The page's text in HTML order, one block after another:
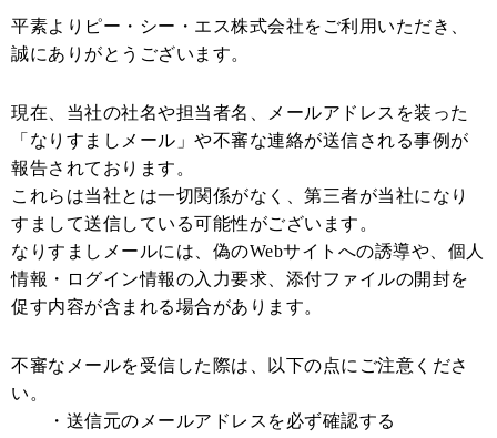
平素よりピー・シー・エス株式会社をご利用いただき、
誠にありがとうございます。
現在、当社の社名や担当者名、メールアドレスを装った
「なりすましメール」や不審な連絡が送信される事例が
報告されております。
これらは当社とは一切関係がなく、第三者が当社になり
すまして送信している可能性がございます。
なりすましメールには、偽のWebサイトへの誘導や、個人
情報・ログイン情報の入力要求、添付ファイルの開封を
促す内容が含まれる場合があります。
不審なメールを受信した際は、以下の点にご注意くださ
い。
・送信元のメールアドレスを必ず確認する